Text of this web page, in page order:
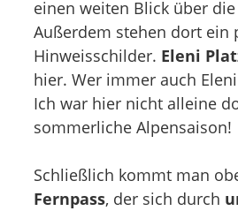
einen weiten Blick über
Außerdem stehen dort ein
Hinweisschilder. Eleni
hier. Wer immer auch
Ich war hier nicht alleine
sommerliche Alpensaison!
Schließlich kommt man
Fernpass, der sich durch